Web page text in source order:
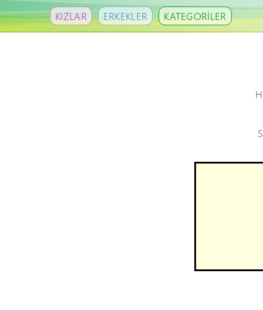
KIZLAR ERKEKLER KATEGORİLER